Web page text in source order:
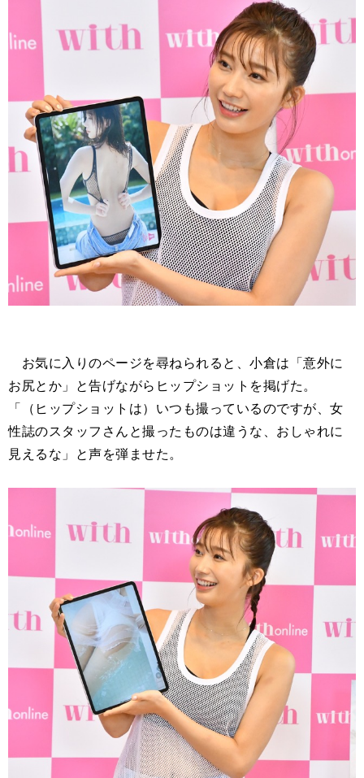
お気に入りのページを尋ねられると、小倉は「意外に
お尻とか」と告げながらヒップショットを掲げた。
「（ヒップショットは）いつも撮っているのですが、女
性誌のスタッフさんと撮ったものは違うな、おしゃれに
見えるな」と声を弾ませた。